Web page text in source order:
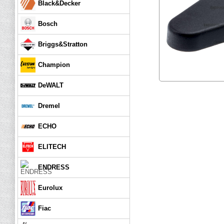
Black&Decker
Bosch
Briggs&Stratton
Champion
DeWALT
Dremel
ECHO
ELITECH
ENDRESS
Eurolux
Fiac